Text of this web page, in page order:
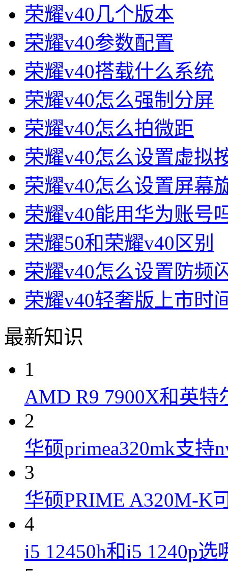
荣耀v40几个版本
荣耀v40参数配置
荣耀v40搭载什么系统
荣耀v40怎么强制分屏
荣耀v40怎么拍微距
荣耀v40怎么设置虚拟
荣耀v40怎么设置屏幕
荣耀v40能用华为账号
荣耀50和荣耀v40区别
荣耀v40怎么设置防频
荣耀v40轻奢版上市时
最新知识
1
AMD R9 7900X和英特
2
华硕primea320mk支持
3
华硕PRIME A320M-K
4
i5 12450h和i5 1240p选